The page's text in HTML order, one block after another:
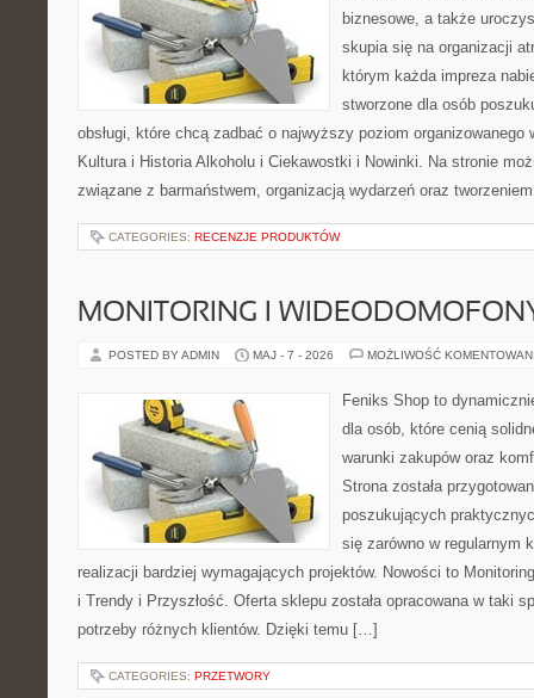
biznesowe, a także
skupia się na organizacji
którym każda impreza
stworzone dla osób
obsługi, które chcą zadbać o najwyższy poziom organizowanego
Kultura i Historia Alkoholu i Ciekawostki i Nowinki. Na stronie
związane z barmaństwem, organizacją wydarzeń oraz
CATEGORIES: RECENZJE PRODUKTÓW
MONITORING I
POSTED BY ADMIN MAJ - 7 - 2026 MOŻLIWOŚĆ
Feniks Shop to
dla osób, które cenią
warunki zakupów oraz
Strona została
poszukujących
się zarówno w regularnym
realizacji bardziej wymagających projektów. Nowości to
i Trendy i Przyszłość. Oferta sklepu została opracowana w taki
potrzeby różnych klientów. Dzięki temu […]
CATEGORIES: PRZETWORY